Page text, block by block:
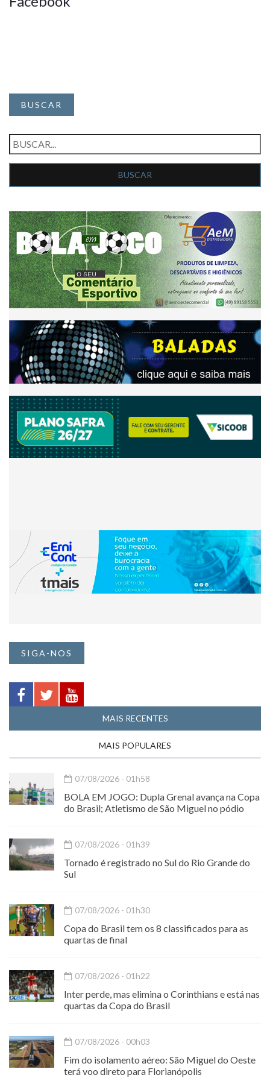
BUSCAR
SIGA-NOS
MAIS RECENTES
MAIS POPULARES
07/08/2026 - 01h58
BOLA EM JOGO: Dupla Grenal avança na Copa
do Brasil; Atletismo de São Miguel no pódio
07/08/2026 - 01h39
Tornado é registrado no Sul do Rio Grande do
Sul
07/08/2026 - 01h30
Copa do Brasil tem os 8 classificados para as
quartas de final
07/08/2026 - 01h22
Inter perde, mas elimina o Corinthians e está nas
quartas da Copa do Brasil
07/08/2026 - 00h03
Fim do isolamento aéreo: São Miguel do Oeste
terá voo direto para Florianópolis